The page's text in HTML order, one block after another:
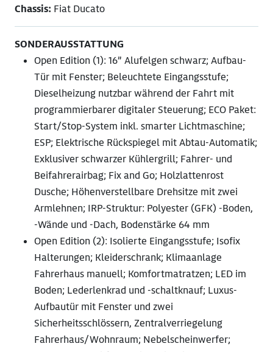
Chassis: Fiat Ducato
SONDERAUSSTATTUNG
Open Edition (1): 16” Alufelgen schwarz; Aufbau-
Tür mit Fenster; Beleuchtete Eingangsstufe;
Dieselheizung nutzbar während der Fahrt mit
programmierbarer digitaler Steuerung; ECO Paket:
Start/Stop-System inkl. smarter Lichtmaschine;
ESP; Elektrische Rückspiegel mit Abtau-Automatik;
Exklusiver schwarzer Kühlergrill; Fahrer- und
Beifahrerairbag; Fix and Go; Holzlattenrost
Dusche; Höhenverstellbare Drehsitze mit zwei
Armlehnen; IRP-Struktur: Polyester (GFK) -Boden,
-Wände und -Dach, Bodenstärke 64 mm
Open Edition (2): Isolierte Eingangsstufe; Isofix
Halterungen; Kleiderschrank; Klimaanlage
Fahrerhaus manuell; Komfortmatratzen; LED im
Boden; Lederlenkrad und -schaltknauf; Luxus-
Aufbautür mit Fenster und zwei
Sicherheitsschlössern, Zentralverriegelung
Fahrerhaus/Wohnraum; Nebelscheinwerfer;